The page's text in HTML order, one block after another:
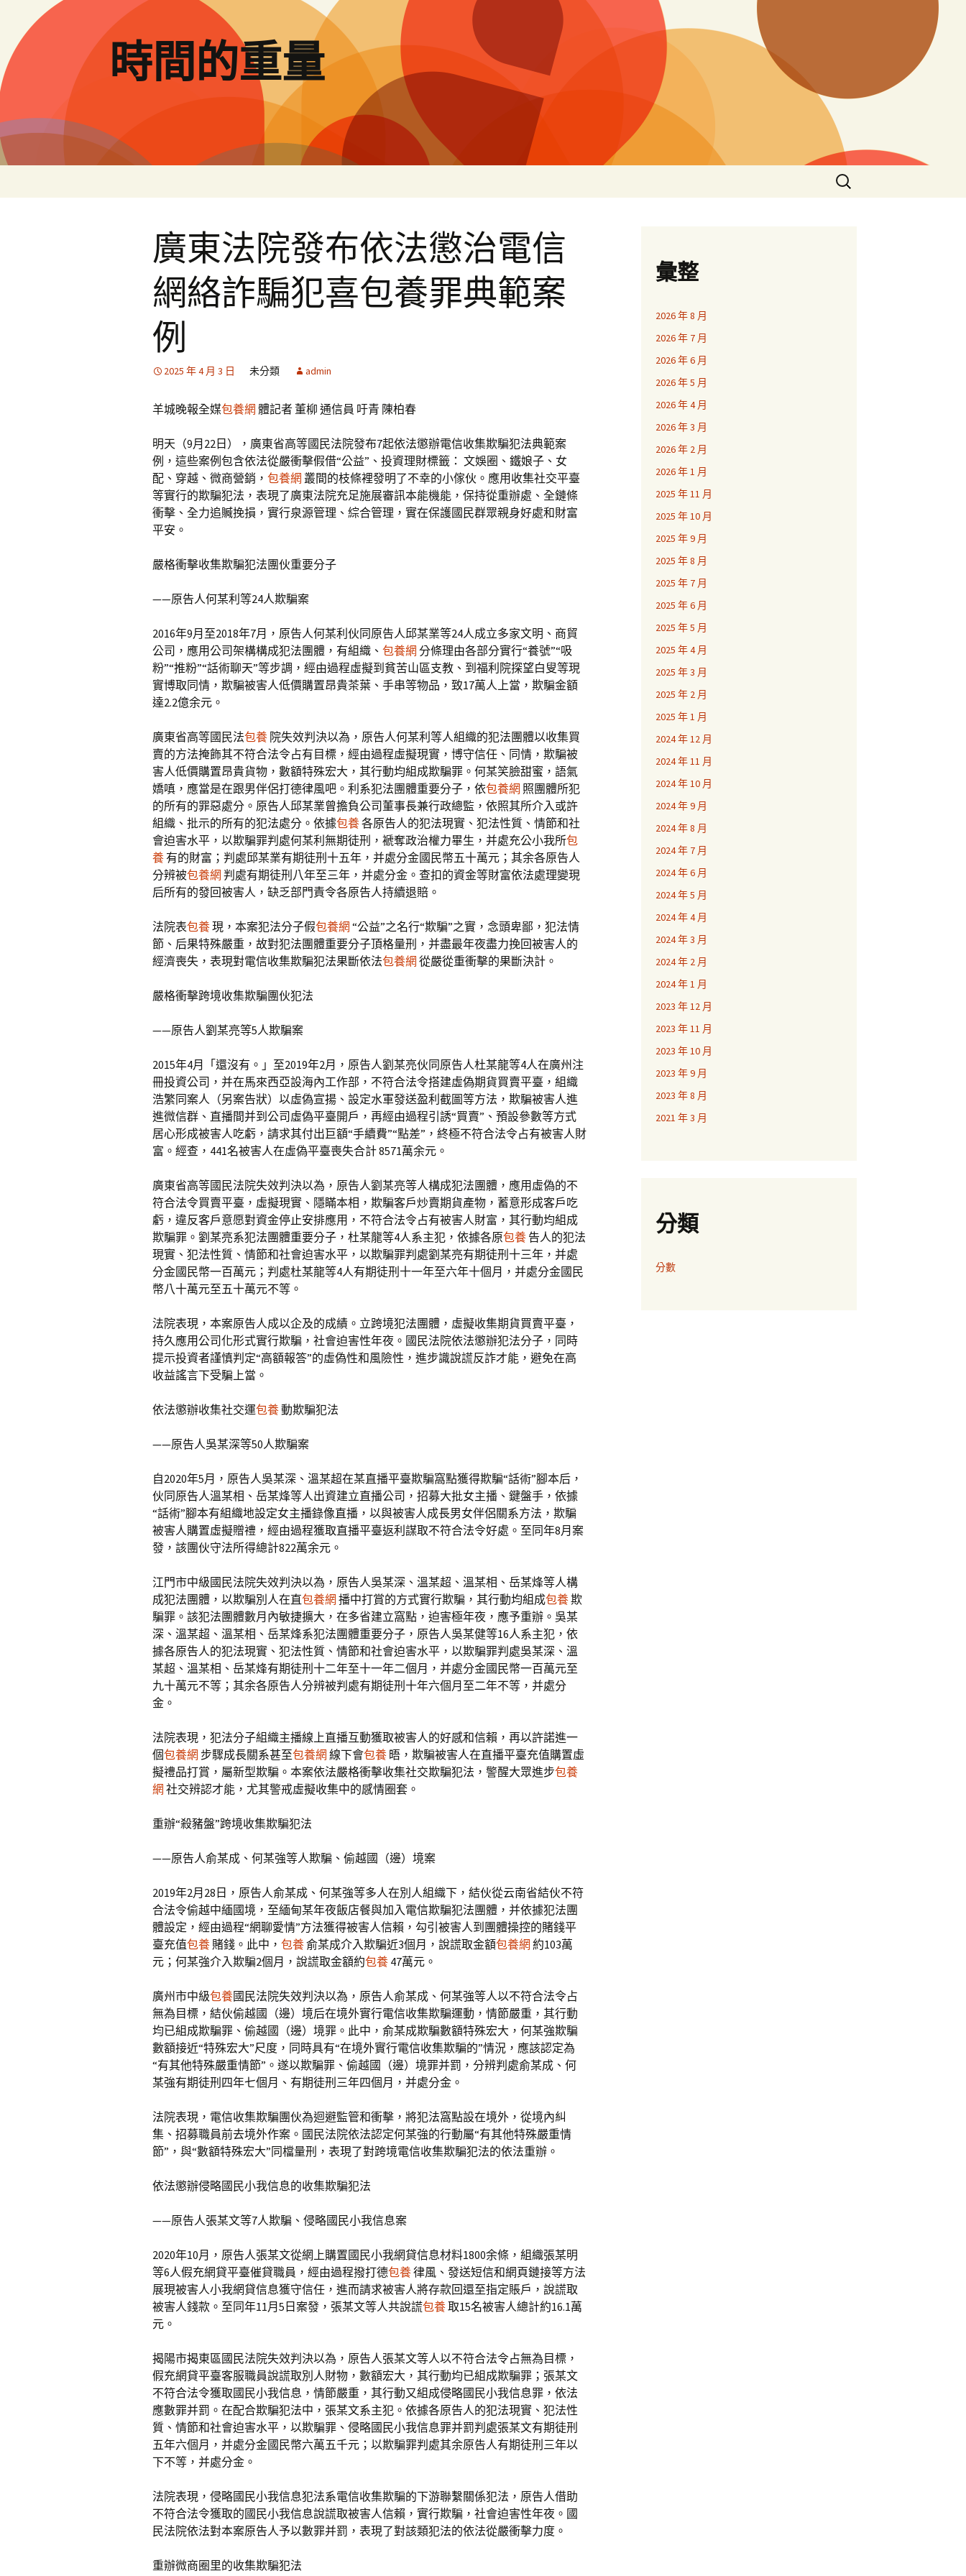
要
內
容
時間的重量
搜
尋
廣東法院發布依法懲治電信
網絡詐騙犯喜包養罪典範案
例
2025 年 4 月 3 日 未分類 admin
羊城晚報全媒包養網 體記者 董柳 通信員 吁青 陳柏春
明天（9月22日），廣東省高等國民法院發布7起依法懲辦電信收集欺騙犯法典範案
例，這些案例包含依法從嚴衝擊假借“公益”、投資理財標籤： 文娛圈、鐵娘子、女
配、穿越、微商營銷， 包養網 叢間的枝條裡發明了不幸的小傢伙。應用收集社交平臺
等實行的欺騙犯法，表現了廣東法院充足施展審訊本能機能，保持從重辦處、全鏈條
衝擊、全力追贓挽損，實行泉源管理、綜合管理，實在保護國民群眾親身好處和財富
平安。
嚴格衝擊收集欺騙犯法團伙重要分子
——原告人何某利等24人欺騙案
2016年9月至2018年7月，原告人何某利伙同原告人邱某業等24人成立多家文明、商貿
公司，應用公司架構構成犯法團體，有組織、 包養網 分條理由各部分實行“養號”“吸
粉”“推粉”“話術聊天”等步調，經由過程虛擬到貧苦山區支教、到福利院探望白叟等現
實博取同情，欺騙被害人低價購置昂貴茶葉、手串等物品，致17萬人上當，欺騙金額
達2.2億余元。
廣東省高等國民法包養 院失效判決以為，原告人何某利等人組織的犯法團體以收集買
賣的方法掩飾其不符合法令占有目標，經由過程虛擬現實，博守信任、同情，欺騙被
害人低價購置昂貴貨物，數額特殊宏大，其行動均組成欺騙罪。何某笑臉甜蜜，語氣
嬌嗔，應當是在跟男伴侶打德律風吧。利系犯法團體重要分子，依包養網 照團體所犯
的所有的罪惡處分。原告人邱某業曾擔負公司董事長兼行政總監，依照其所介入或許
組織、批示的所有的犯法處分。依據包養各原告人的犯法現實、犯法性質、情節和社
會迫害水平，以欺騙罪判處何某利無期徒刑，褫奪政治權力畢生，并處充公小我所包
養 有的財富；判處邱某業有期徒刑十五年，并處分金國民幣五十萬元；其余各原告人
分辨被包養網 判處有期徒刑八年至三年，并處分金。查扣的資金等財富依法處理變現
后所有的發回被害人，缺乏部門責令各原告人持續退賠。
法院表包養現，本案犯法分子假包養網 “公益”之名行“欺騙”之實，念頭卑鄙，犯法情
節、后果特殊嚴重，故對犯法團體重要分子頂格量刑，并盡最年夜盡力挽回被害人的
經濟喪失，表現對電信收集欺騙犯法果斷依法包養網 從嚴從重衝擊的果斷決計。
嚴格衝擊跨境收集欺騙團伙犯法
——原告人劉某亮等5人欺騙案
2015年4月「還沒有。」至2019年2月，原告人劉某亮伙同原告人杜某龍等4人在廣州注
冊投資公司，并在馬來西亞設海內工作部，不符合法令搭建虛偽期貨買賣平臺，組織
浩繁同案人（另案告狀）以虛偽宣揚、設定水軍發送盈利截圖等方法，欺騙被害人進
進微信群、直播間并到公司虛偽平臺開戶，再經由過程引誘“買賣”、預設參數等方式
居心形成被害人吃虧，請求其付出巨額“手續費”“點差”，終極不符合法令占有被害人財
富。經查，441名被害人在虛偽平臺喪失合計 8571萬余元。
廣東省高等國民法院失效判決以為，原告人劉某亮等人構成犯法團體，應用虛偽的不
符合法令買賣平臺，虛擬現實、隱瞞本相，欺騙客戶炒賣期貨產物，蓄意形成客戶吃
虧，違反客戶意愿對資金停止安排應用，不符合法令占有被害人財富，其行動均組成
欺騙罪。劉某亮系犯法團體重要分子，杜某龍等4人系主犯，依據各原包養 告人的犯法
現實、犯法性質、情節和社會迫害水平，以欺騙罪判處劉某亮有期徒刑十三年，并處
分金國民幣一百萬元；判處杜某龍等4人有期徒刑十一年至六年十個月，并處分金國民
幣八十萬元至五十萬元不等。
法院表現，本案原告人成以企及的成績。立跨境犯法團體，虛擬收集期貨買賣平臺，
持久應用公司化形式實行欺騙，社會迫害性年夜。國民法院依法懲辦犯法分子，同時
提示投資者謹慎判定“高額報答”的虛偽性和風險性，進步識說謊反詐才能，避免在高
收益謠言下受騙上當。
依法懲辦收集社交運包養動欺騙犯法
——原告人吳某深等50人欺騙案
自2020年5月，原告人吳某深、溫某超在某直播平臺欺騙窩點獲得欺騙“話術”腳本后，
伙同原告人溫某相、岳某烽等人出資建立直播公司，招募大批女主播、鍵盤手，依據
“話術”腳本有組織地設定女主播錄像直播，以與被害人成長男女伴侶關系方法，欺騙
被害人購置虛擬贈禮，經由過程獲取直播平臺返利謀取不符合法令好處。至同年8月案
發，該團伙守法所得總計822萬余元。
江門市中級國民法院失效判決以為，原告人吳某深、溫某超、溫某相、岳某烽等人構
成犯法團體，以欺騙別人在直包養網 播中打賞的方式實行欺騙，其行動均組成包養欺
騙罪。該犯法團體數月內敏捷擴大，在多省建立窩點，迫害極年夜，應予重辦。吳某
深、溫某超、溫某相、岳某烽系犯法團體重要分子，原告人吳某健等16人系主犯，依
據各原告人的犯法現實、犯法性質、情節和社會迫害水平，以欺騙罪判處吳某深、溫
某超、溫某相、岳某烽有期徒刑十二年至十一年二個月，并處分金國民幣一百萬元至
九十萬元不等；其余各原告人分辨被判處有期徒刑十年六個月至二年不等，并處分
金。
法院表現，犯法分子組織主播線上直播互動獲取被害人的好感和信賴，再以許諾進一
個包養網 步驟成長關系甚至包養網 線下會包養 晤，欺騙被害人在直播平臺充值購置虛
擬禮品打賞，屬新型欺騙。本案依法嚴格衝擊收集社交欺騙犯法，警醒大眾進步包養
網 社交辨認才能，尤其警戒虛擬收集中的感情圈套。
重辦“殺豬盤”跨境收集欺騙犯法
——原告人俞某成、何某強等人欺騙、偷越國（邊）境案
2019年2月28日，原告人俞某成、何某強等多人在別人組織下，結伙從云南省結伙不符
合法令偷越中緬國境，至緬甸某年夜飯店餐與加入電信欺騙犯法團體，并依據犯法團
體設定，經由過程“網聊愛情”方法獲得被害人信賴，勾引被害人到團體操控的賭錢平
臺充值包養 賭錢。此中， 包養俞某成介入欺騙近3個月，說謊取金額包養網 約103萬
元；何某強介入欺騙2個月，說謊取金額約包養 47萬元。
廣州市中級包養國民法院失效判決以為，原告人俞某成、何某強等人以不符合法令占
無為目標，結伙偷越國（邊）境后在境外實行電信收集欺騙運動，情節嚴重，其行動
均已組成欺騙罪、偷越國（邊）境罪。此中，俞某成欺騙數額特殊宏大，何某強欺騙
數額接近“特殊宏大”尺度，同時具有“在境外實行電信收集欺騙的”情況，應該認定為
“有其他特殊嚴重情節”。遂以欺騙罪、偷越國（邊）境罪并罰，分辨判處俞某成、何
某強有期徒刑四年七個月、有期徒刑三年四個月，并處分金。
法院表現，電信收集欺騙團伙為迴避監管和衝擊，將犯法窩點設在境外，從境內糾
集、招募職員前去境外作案。國民法院依法認定何某強的行動屬“有其他特殊嚴重情
節”，與“數額特殊宏大”同檔量刑，表現了對跨境電信收集欺騙犯法的依法重辦。
依法懲辦侵略國民小我信息的收集欺騙犯法
——原告人張某文等7人欺騙、侵略國民小我信息案
2020年10月，原告人張某文從網上購置國民小我網貸信息材料1800余條，組織張某明
等6人假充網貸平臺催貸職員，經由過程撥打德包養律風、發送短信和網頁鏈接等方法
展現被害人小我網貸信息獲守信任，進而請求被害人將存款回還至指定賬戶，說謊取
被害人錢款。至同年11月5日案發，張某文等人共說謊包養取15名被害人總計約16.1萬
元。
揭陽市揭東區國民法院失效判決以為，原告人張某文等人以不符合法令占無為目標，
假充網貸平臺客服職員說謊取別人財物，數額宏大，其行動均已組成欺騙罪；張某文
不符合法令獲取國民小我信息，情節嚴重，其行動又組成侵略國民小我信息罪，依法
應數罪并罰。在配合欺騙犯法中，張某文系主犯。依據各原告人的犯法現實、犯法性
質、情節和社會迫害水平，以欺騙罪、侵略國民小我信息罪并罰判處張某文有期徒刑
五年六個月，并處分金國民幣六萬五千元；以欺騙罪判處其余原告人有期徒刑三年以
下不等，并處分金。
法院表現，侵略國民小我信息犯法系電信收集欺騙的下游聯繫關係犯法，原告人借助
不符合法令獲取的國民小我信息說謊取被害人信賴，實行欺騙，社會迫害性年夜。國
民法院依法對本案原告人予以數罪并罰，表現了對該類犯法的依法從嚴衝擊力度。
重辦微商圈里的收集欺騙犯法
彙整
2026 年 8 月
2026 年 7 月
2026 年 6 月
2026 年 5 月
2026 年 4 月
2026 年 3 月
2026 年 2 月
2026 年 1 月
2025 年 11 月
2025 年 10 月
2025 年 9 月
2025 年 8 月
2025 年 7 月
2025 年 6 月
2025 年 5 月
2025 年 4 月
2025 年 3 月
2025 年 2 月
2025 年 1 月
2024 年 12 月
2024 年 11 月
2024 年 10 月
2024 年 9 月
2024 年 8 月
2024 年 7 月
2024 年 6 月
2024 年 5 月
2024 年 4 月
2024 年 3 月
2024 年 2 月
2024 年 1 月
2023 年 12 月
2023 年 11 月
2023 年 10 月
2023 年 9 月
2023 年 8 月
2021 年 3 月
分類
分數